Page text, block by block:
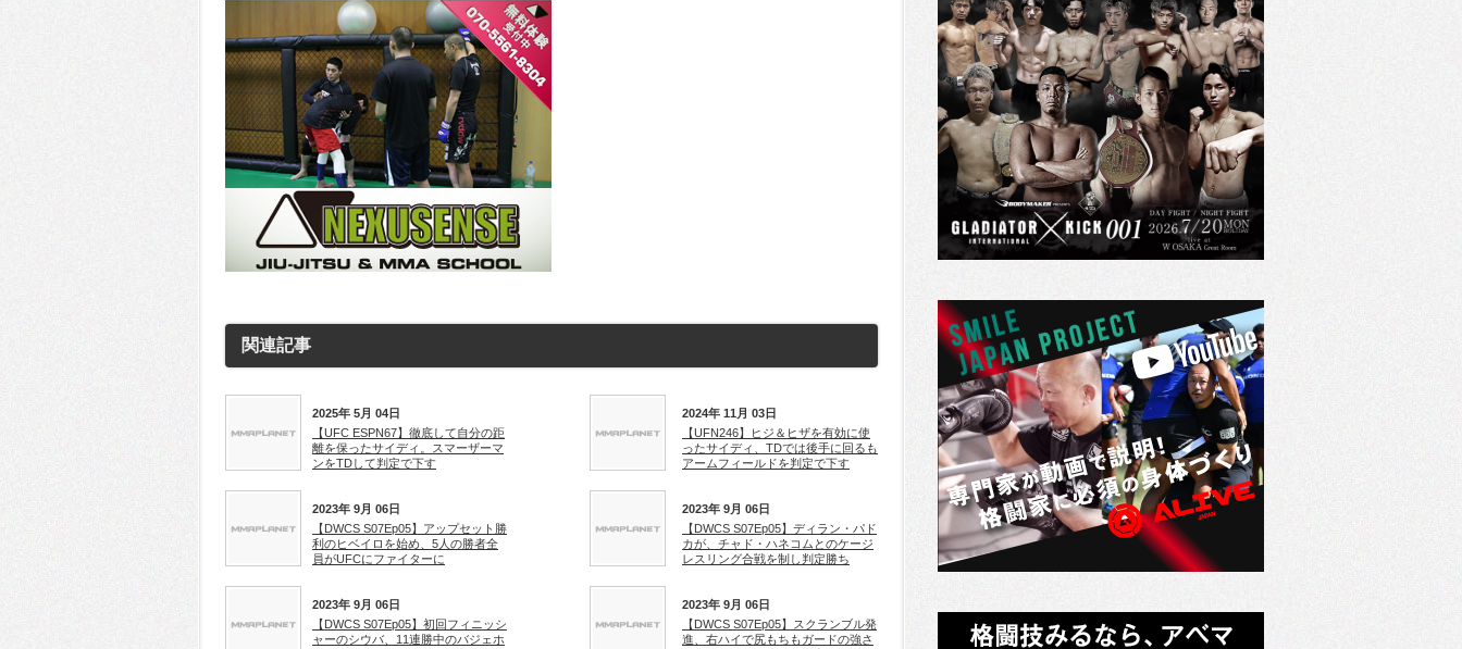
関連記事
2025年 5月 04日
【UFC ESPN67】徹底して自分の距
離を保ったサイディ。スマーザーマ
ンをTDして判定で下す
2024年 11月 03日
【UFN246】ヒジ＆ヒザを有効に使
ったサイディ、TDでは後手に回るも
アームフィールドを判定で下す
2023年 9月 06日
【DWCS S07Ep05】アップセット勝
利のヒベイロを始め、5人の勝者全
員がUFCにファイターに
2023年 9月 06日
【DWCS S07Ep05】ディラン・パド
カが、チャド・ハネコムとのケージ
レスリング合戦を制し判定勝ち
2023年 9月 06日
【DWCS S07Ep05】初回フィニッシ
ャーのシウバ、11連勝中のバジェホ
2023年 9月 06日
【DWCS S07Ep05】スクランブル発
進、右ハイで尻もちもガードの強さ